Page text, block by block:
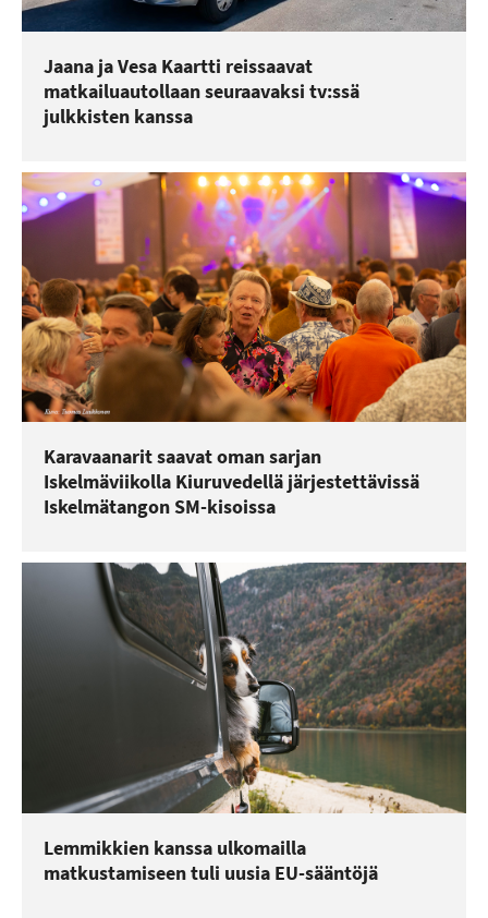
Jaana ja Vesa Kaartti reissaavat
matkailuautollaan seuraavaksi tv:ssä
julkkisten kanssa
Karavaanarit saavat oman sarjan
Iskelmäviikolla Kiuruvedellä järjestettävissä
Iskelmätangon SM-kisoissa
Lemmikkien kanssa ulkomailla
matkustamiseen tuli uusia EU-sääntöjä